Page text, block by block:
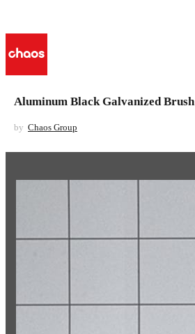
Aluminum Black Galvanized Brush
by Chaos Group